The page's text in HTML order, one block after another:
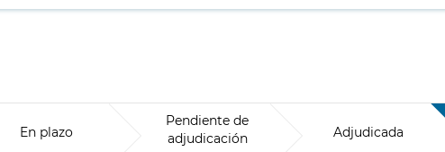
En plazo
Pendiente de
adjudicación
Adjudicada